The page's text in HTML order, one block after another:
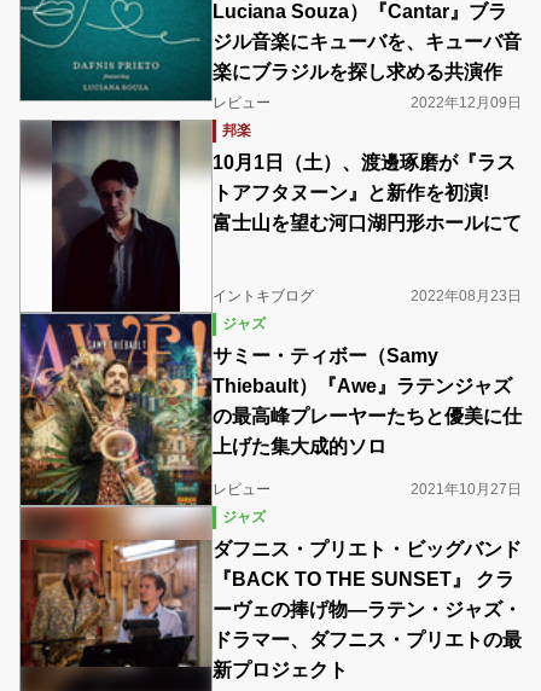
Luciana Souza）『Cantar』ブラ
ジル音楽にキューバを、キューバ音
楽にブラジルを探し求める共演作
レビュー
2022年12月09日
邦楽
10月1日（土）、渡邊琢磨が『ラス
トアフタヌーン』と新作を初演!
富士山を望む河口湖円形ホールにて
イントキブログ
2022年08月23日
ジャズ
サミー・ティボー（Samy
Thiebault）『Awe』ラテンジャズ
の最高峰プレーヤーたちと優美に仕
上げた集大成的ソロ
レビュー
2021年10月27日
ジャズ
ダフニス・プリエト・ビッグバンド
『BACK TO THE SUNSET』 クラ
ーヴェの捧げ物―ラテン・ジャズ・
ドラマー、ダフニス・プリエトの最
新プロジェクト